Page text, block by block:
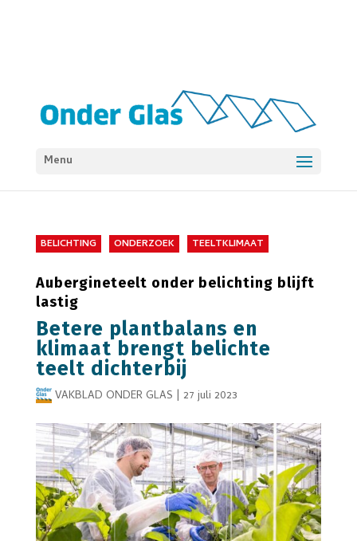
Menu
BELICHTING ONDERZOEK TEELTKLIMAAT
Aubergineteelt onder belichting blijft
lastig
Betere plantbalans en
klimaat brengt belichte
teelt dichterbij
VAKBLAD ONDER GLAS | 27 juli 2023